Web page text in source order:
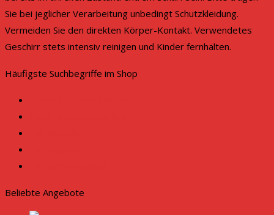
Sie bei jeglicher Verarbeitung unbedingt Schutzkleidung.
Vermeiden Sie den direkten Körper-Kontakt. Verwendetes
Geschirr stets intensiv reinigen und Kinder fernhalten.
Häufigste Suchbegriffe im Shop
Beliebte Angebote